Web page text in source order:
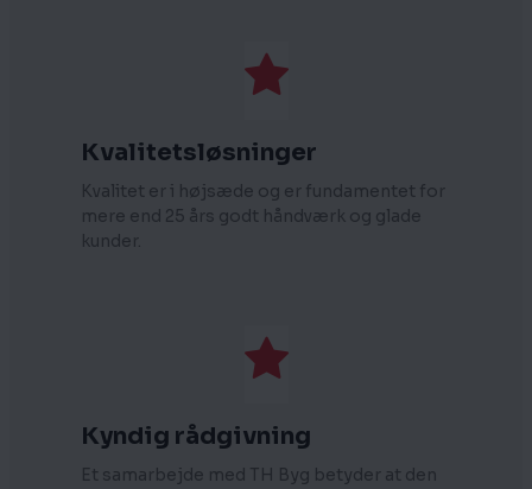
Kvalitetsløsninger
Kvalitet er i højsæde og er fundamentet for
mere end 25 års godt håndværk og glade
kunder.
Kyndig rådgivning
Et samarbejde med TH Byg betyder at den